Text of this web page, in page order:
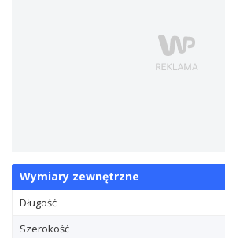
Wymiary zewnętrzne
Długość
Szerokość